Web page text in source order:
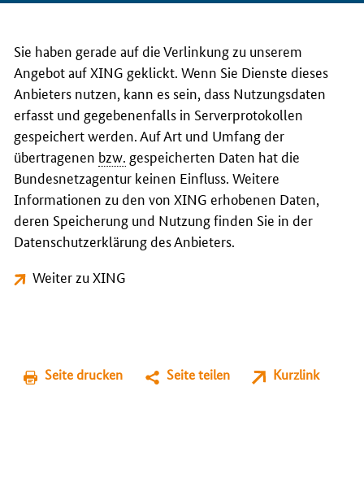
Sie haben gerade auf die Verlinkung zu unserem
Angebot auf XING geklickt. Wenn Sie Dienste dieses
Anbieters nutzen, kann es sein, dass Nutzungsdaten
erfasst und gegebenenfalls in Serverprotokollen
gespeichert werden. Auf Art und Umfang der
übertragenen bzw. gespeicherten Daten hat die
Bundesnetzagentur keinen Einfluss. Weitere
Informationen zu den von XING erhobenen Daten,
deren Speicherung und Nutzung finden Sie in der
Datenschutzerklärung des Anbieters.
Weiter zu XING
Seite drucken Seite teilen Kurzlink